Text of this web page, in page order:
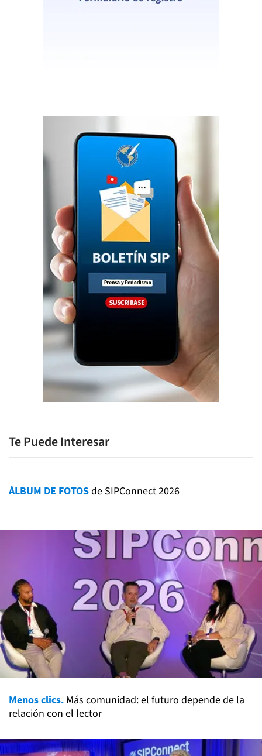
Te Puede Interesar
ÁLBUM DE FOTOSde SIPConnect 2026
Menos clics. Más comunidad: el futuro depende de la
relación con el lector